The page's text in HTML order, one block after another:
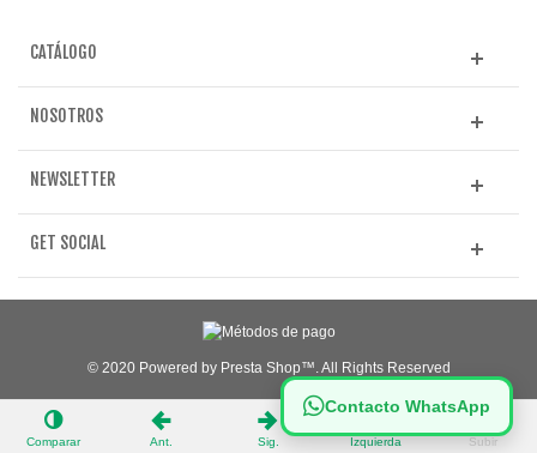
CATÁLOGO
NOSOTROS
NEWSLETTER
GET SOCIAL
Contacto WhatsApp
© 2020 Powered by Presta Shop™. All Rights Reserved
Comparar Ant. Sig. Izquierda Subir